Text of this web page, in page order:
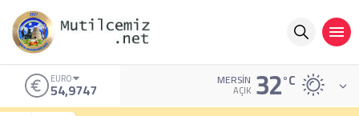
EURO
54,9747 MERSIN
AÇIK 32°C